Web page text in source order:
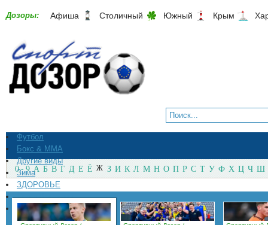
Дозоры: Афиша Столичный Южный Крым
Футбол
Бокс & ММА
Другие виды
Зима
ЗДОРОВЬЕ
СпортМагазины
Архив
0 - 9 А Б В Г Д Е Ё Ж З И К Л М Н О П Р С Т У Ф Х Ц Ч Ш